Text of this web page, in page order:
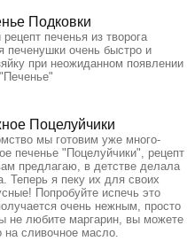
Подковки
печенья из творога
печенушки очень быстро и
при неожиданном появлении
Поцелуйчики
мы готовим уже много-
печенье "Поцелуйчики", рецепт
предлагаю, в детстве делала
Теперь я пеку их для своих
Попробуйте испечь это
очень нежным, просто
не любите маргарин, вы можете
на сливочное масло.